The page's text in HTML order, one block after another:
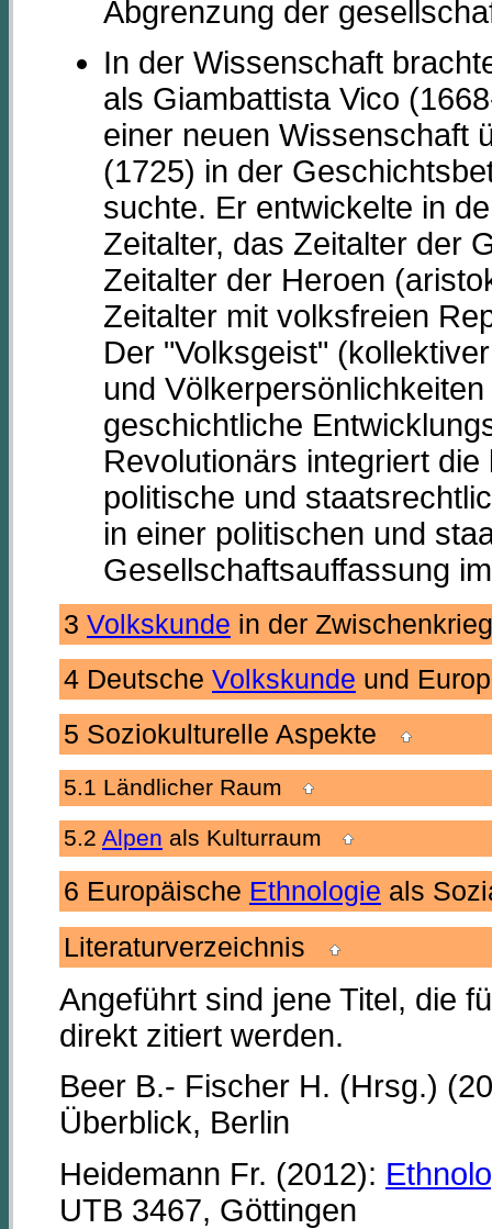
Abgrenzung der
In der Wissenschaft
als Giambattista Vico
einer neuen Wissenschaft
(1725) in der
suchte. Er entwickelte in
Zeitalter, das Zeitalter der
Zeitalter der Heroen
Zeitalter mit volksfreien
Der "Volksgeist"
und
geschichtliche
Revolutionärs integriert
politische und
in einer politischen und
Gesellschaftsauffassung
3 Volkskunde in der
4 Deutsche Volkskunde und
5 Soziokulturelle Aspekte
5.1 Ländlicher Raum
5.2 Alpen als Kulturraum
6 Europäische Ethnologie als
Literaturverzeichnis
Angeführt sind jene Titel, die
direkt zitiert werden.
Beer B.- Fischer H. (Hrsg.)
Überblick, Berlin
Heidemann Fr. (2012):
UTB 3467, Göttingen